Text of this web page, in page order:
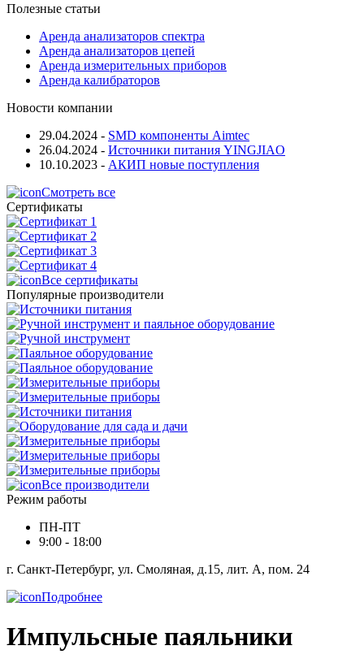
Полезные статьи
Аренда анализаторов спектра
Аренда анализаторов цепей
Аренда измерительных приборов
Аренда калибраторов
Новости компании
29.04.2024 - SMD компоненты Aimtec
26.04.2024 - Источники питания YINGJIAO
10.10.2023 - АКИП новые поступления
Смотреть все
Сертификаты
Все сертификаты
Популярные производители
Все производители
Режим работы
ПН-ПТ
9:00 - 18:00
г. Санкт-Петербург, ул. Смоляная, д.15, лит. А, пом. 24
Подробнее
Импульсные паяльники